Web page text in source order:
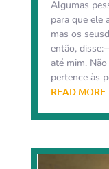
Algumas
para que ele
mas os
então,
até mim.
pertence às
READ MORE